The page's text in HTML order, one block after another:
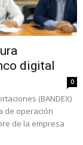
digital
0
(BANDEX)
de operación
de la empresa